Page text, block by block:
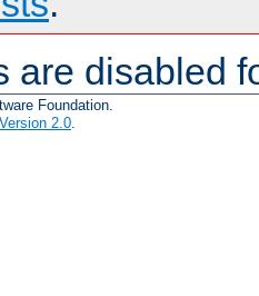
are disabled
Foundation.
2.0.